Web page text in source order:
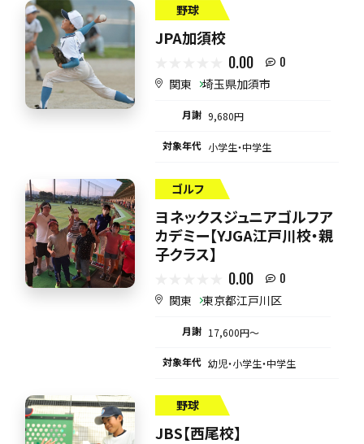
野球
JPA加須校
0.00 0
関東 埼玉県加須市
月謝 9,680円
対象年代 小学生・中学生
ゴルフ
ヨネックスジュニアゴルフア
カデミー【YJGA江戸川校・親
子クラス】
0.00 0
関東 東京都江戸川区
月謝 17,600円〜
対象年代 幼児・小学生・中学生
野球
JBS【西尾校】